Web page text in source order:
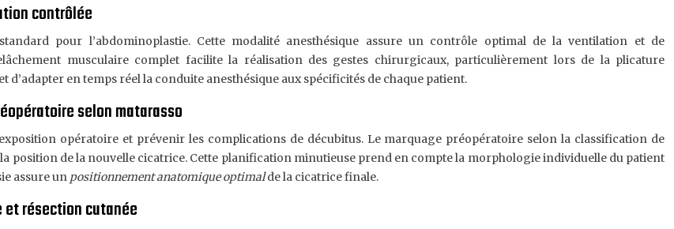
contrôlée
pour l’abdominoplastie. Cette modalité anesthésique assure un contrôle optimal de la ventilation et de
musculaire complet facilite la réalisation des gestes chirurgicaux, particulièrement lors de la plicature
en temps réel la conduite anesthésique aux spécificités de chaque patient.
selon matarasso
opératoire et prévenir les complications de décubitus. Le marquage préopératoire selon la classification de
position de la nouvelle cicatrice. Cette planification minutieuse prend en compte la morphologie individuelle du patient
assure un positionnement anatomique optimalde la cicatrice finale.
résection cutanée